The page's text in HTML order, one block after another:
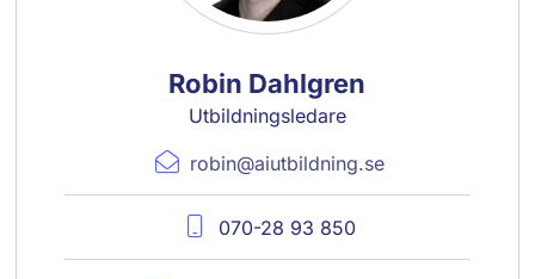
Robin Dahlgren
Utbildningsledare
robin@aiutbildning.se
070-28 93 850